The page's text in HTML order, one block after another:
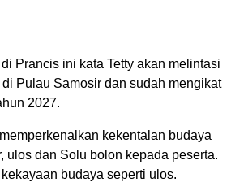
Prancis ini kata Tetty akan melintasi
Pulau Samosir dan sudah mengikat
2027.
kekentalan budaya
ulos dan Solu bolon kepada peserta.
budaya seperti ulos.